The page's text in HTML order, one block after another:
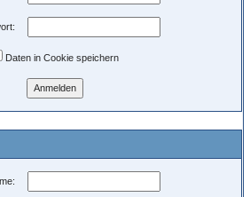
Daten in Cookie speichern